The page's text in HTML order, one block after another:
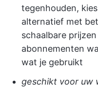
tegenhouden,
alternatief met
schaalbare
abonnementen
wat je gebruikt
geschikt voor uw